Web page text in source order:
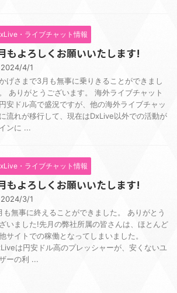
・ライブチャット情報
もよろしくお願いいたします!
2024/4/1
げさまで3月も無事に乗りきることができまし
ありがとうございます。 海外ライブチャット
安ドル高で盛況ですが、他の海外ライブチャッ
流れが移行して、現在はDxLive以外での活動が
ンに ...
・ライブチャット情報
もよろしくお願いいたします!
2024/3/1
も無事に終えることができました。 ありがとう
いました!先月の弊社所属の皆さんは、ほとんど
サイトでの稼働となってしまいました。
は円安ドル高のプレッシャーが、安くないユ
ーの利 ...